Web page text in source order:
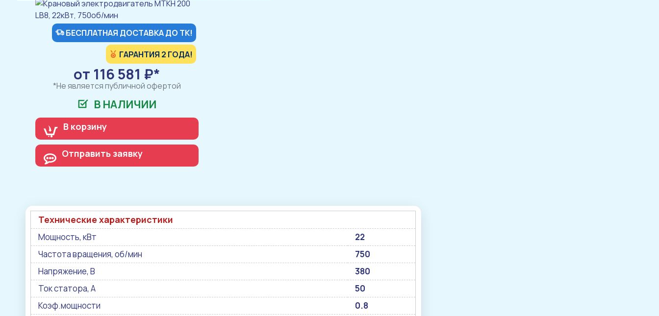
БЕСПЛАТНАЯ ДОСТАВКА ДО ТК!
ГАРАНТИЯ 2 ГОДА!
от 116 581 ₽*
*Не является публичной офертой
В НАЛИЧИИ
В корзину
Отправить заявку
Технические характеристики
Мощность, кВт
22
Частота вращения, об/мин
750
Напряжение, В
380
Ток статора, А
50
Коэф.мощности
0.8